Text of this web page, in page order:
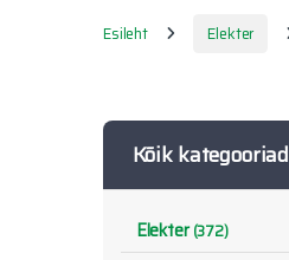
Esileht Elekter
Kõik kategooriad
Elekter(372)